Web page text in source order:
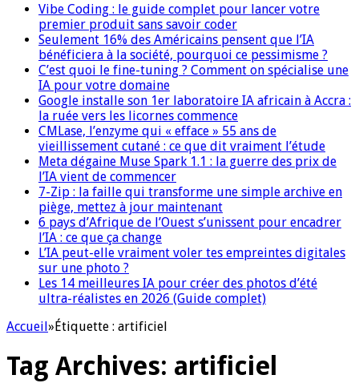
Vibe Coding : le guide complet pour lancer votre
premier produit sans savoir coder
Seulement 16% des Américains pensent que l’IA
bénéficiera à la société, pourquoi ce pessimisme ?
C’est quoi le fine-tuning ? Comment on spécialise une
IA pour votre domaine
Google installe son 1er laboratoire IA africain à Accra :
la ruée vers les licornes commence
CMLase, l’enzyme qui « efface » 55 ans de
vieillissement cutané : ce que dit vraiment l’étude
Meta dégaine Muse Spark 1.1 : la guerre des prix de
l’IA vient de commencer
7-Zip : la faille qui transforme une simple archive en
piège, mettez à jour maintenant
6 pays d’Afrique de l’Ouest s’unissent pour encadrer
l’IA : ce que ça change
L’IA peut-elle vraiment voler tes empreintes digitales
sur une photo ?
Les 14 meilleures IA pour créer des photos d’été
ultra-réalistes en 2026 (Guide complet)
Accueil»Étiquette : artificiel
Tag Archives: artificiel